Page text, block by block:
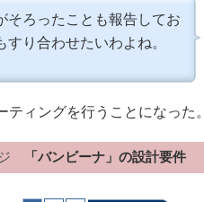
そろったことも報告してお
り合わせたいわよね。
ィングを行うことになった。
「バンビーナ」の設計要件